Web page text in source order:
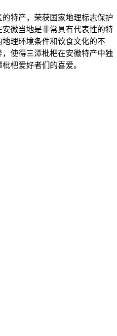
特产，荣获国家地理标志保护
徽当地是非常具有代表性的特
理环境条件和饮食文化的不
使得三潭枇杷在安徽特产中独
杷爱好者们的喜爱。